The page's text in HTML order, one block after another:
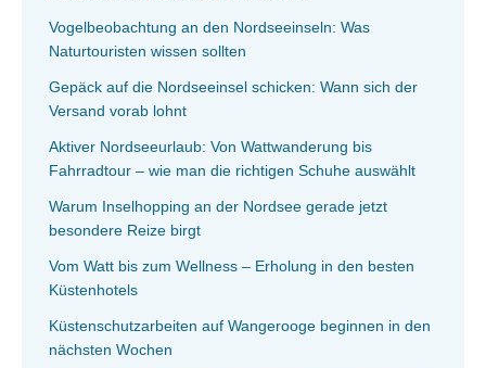
Vogelbeobachtung an den Nordseeinseln: Was
Naturtouristen wissen sollten
Gepäck auf die Nordseeinsel schicken: Wann sich der
Versand vorab lohnt
Aktiver Nordseeurlaub: Von Wattwanderung bis
Fahrradtour – wie man die richtigen Schuhe auswählt
Warum Inselhopping an der Nordsee gerade jetzt
besondere Reize birgt
Vom Watt bis zum Wellness – Erholung in den besten
Küstenhotels
Küstenschutzarbeiten auf Wangerooge beginnen in den
nächsten Wochen